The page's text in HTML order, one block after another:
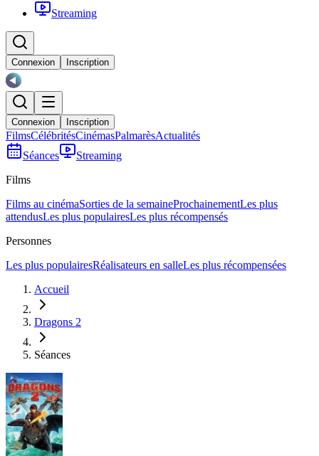
Streaming
Connexion Inscription
Connexion Inscription
FilmsCélébritésCinémasPalmarèsActualités
Séances
Streaming
Films
Films au cinémaSorties de la semaineProchainementLes plus
attendusLes plus populairesLes plus récompensés
Personnes
Les plus populairesRéalisateurs en salleLes plus récompensées
Accueil
Dragons 2
Séances